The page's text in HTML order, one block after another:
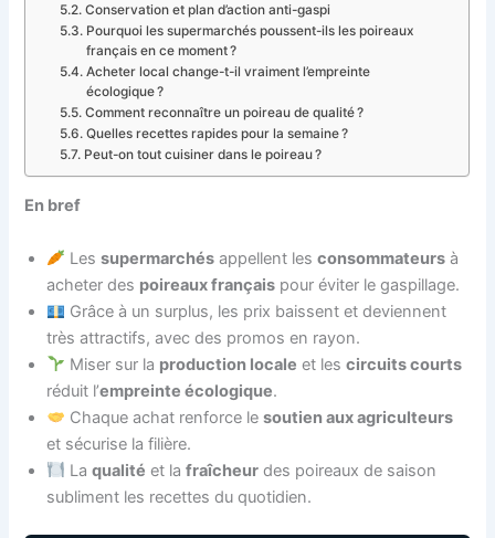
Conservation et plan d’action anti-gaspi
Pourquoi les supermarchés poussent-ils les poireaux
français en ce moment ?
Acheter local change-t-il vraiment l’empreinte
écologique ?
Comment reconnaître un poireau de qualité ?
Quelles recettes rapides pour la semaine ?
Peut-on tout cuisiner dans le poireau ?
En bref
Lessupermarchés appellent lesconsommateurs à
acheter des poireaux français pour éviter le gaspillage.
Grâce à un surplus, les prix baissent et deviennent
très attractifs, avec des promos en rayon.
Miser sur la production locale et lescircuits courts
réduit l’empreinte écologique.
Chaque achat renforce lesoutien aux agriculteurs
et sécurise la filière.
Laqualité et lafraîcheur des poireaux de saison
subliment les recettes du quotidien.